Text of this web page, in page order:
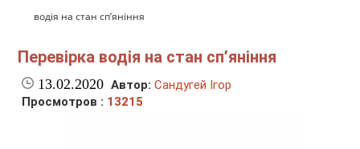
водія на стан сп’яніння
Перевірка водія на стан сп’яніння
13.02.2020 Автор: Сандугей Ігор
Просмотров : 13215